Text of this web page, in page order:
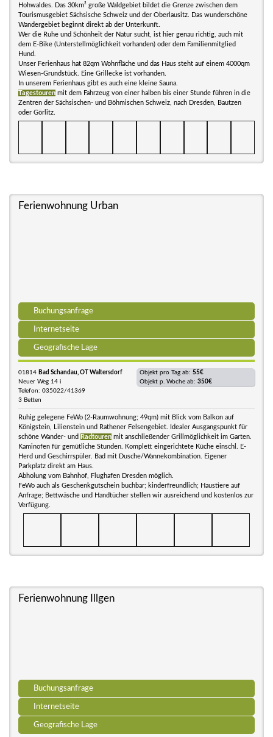
Hohwaldes. Das 30km² große Waldgebiet bildet die Grenze zwischen dem
Tourismusgebiet Sächsische Schweiz und der Oberlausitz. Das wunderschöne
Wandergebiet beginnt direkt ab der Unterkunft.
Wer die Ruhe und Schönheit der Natur sucht, ist hier genau richtig, auch mit
dem E-Bike (Unterstellmöglichkeit vorhanden) oder dem Familienmitglied
Hund.
Unser Ferienhaus hat 82qm Wohnfläche und das Haus steht auf einem 4000qm
Wiesen-Grundstück. Eine Grillecke ist vorhanden.
In unserem Ferienhaus gibt es auch eine kleine Sauna.
Tagestouren mit dem Fahrzeug von einer halben bis einer Stunde führen in die
Zentren der Sächsischen- und Böhmischen Schweiz, nach Dresden, Bautzen
oder Görlitz.
Ferienwohnung Urban
Buchungsanfrage
Internetseite
Geografische Lage
01814 Bad Schandau, OT Waltersdorf
Neuer Weg 14 i
Telefon: 035022/41369
3 Betten
Objekt pro Tag ab: 55€
Objekt p. Woche ab: 350€
Ruhig gelegene FeWo (2-Raumwohnung; 49qm) mit Blick vom Balkon auf
Königstein, Lilienstein und Rathener Felsengebiet. Idealer Ausgangspunkt für
schöne Wander- und Radtouren mit anschließender Grillmöglichkeit im Garten.
Kaminofen für gemütliche Stunden. Komplett eingerichtete Küche einschl. E-
Herd und Geschirrspüler. Bad mit Dusche/Wannekombination. Eigener
Parkplatz direkt am Haus.
Abholung vom Bahnhof, Flughafen Dresden möglich.
FeWo auch als Geschenkgutschein buchbar; kinderfreundlich; Haustiere auf
Anfrage; Bettwäsche und Handtücher stellen wir ausreichend und kostenlos zur
Verfügung.
Ferienwohnung Illgen
Buchungsanfrage
Internetseite
Geografische Lage